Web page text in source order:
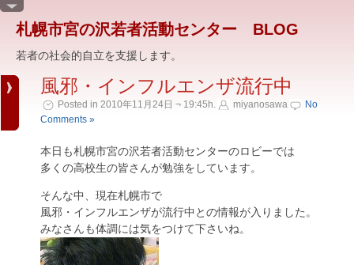
札幌市宮の沢若者活動センター BLOG
若者の社会的自立を支援します。
風邪・インフルエンザ流行中
Posted in 2010年11月24日 ¬ 19:45h. miyanosawa
No
Comments »
本日も札幌市宮の沢若者活動センターのロビーでは
多くの高校生の皆さんが勉強をしています。
そんな中、現在札幌市で
風邪・インフルエンザが流行中との情報が入りました。
みなさんも体調には気をつけて下さいね。